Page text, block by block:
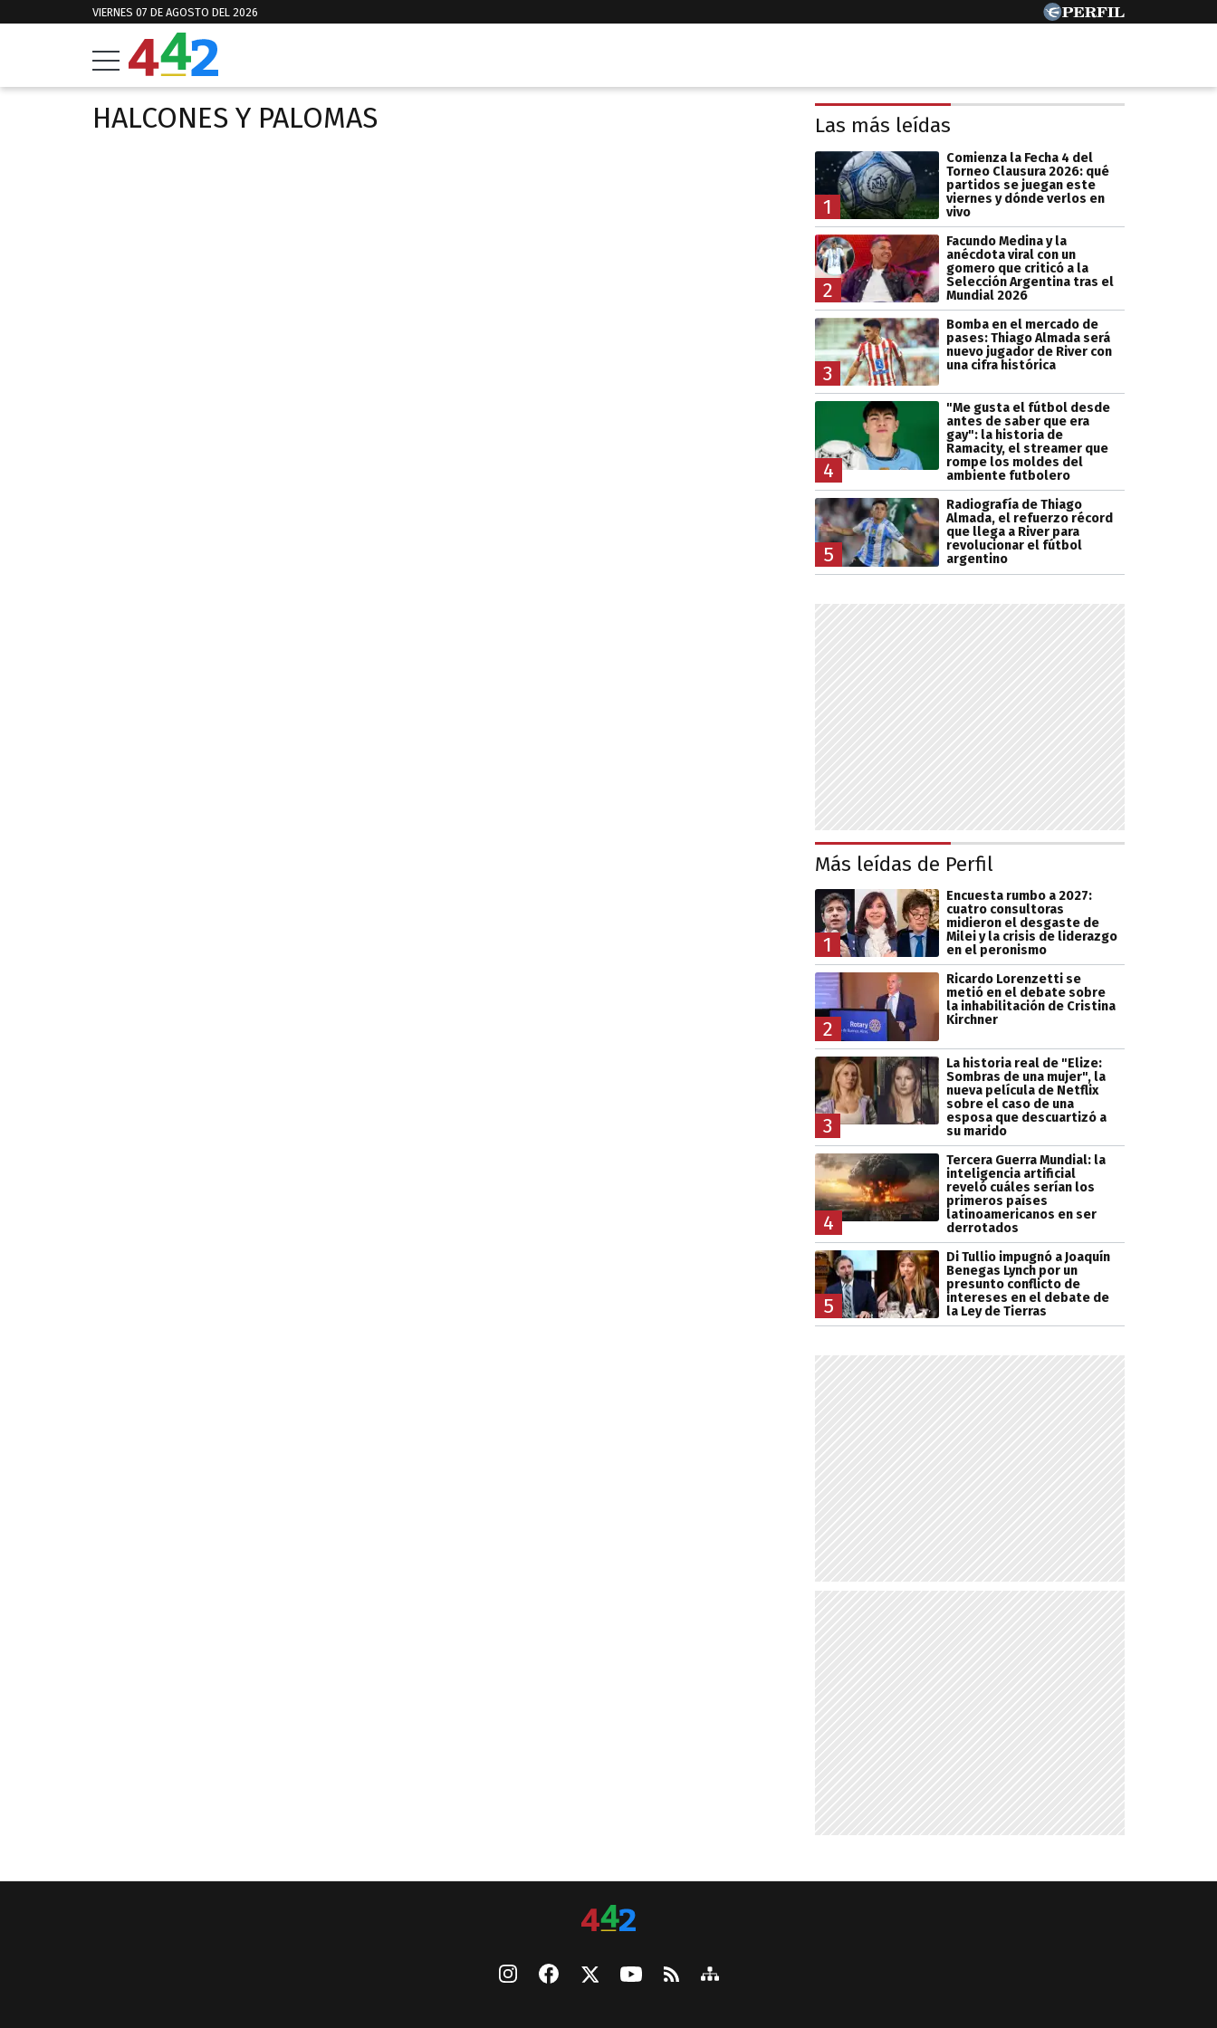
VIERNES 07 DE AGOSTO DEL 2026
HALCONES Y PALOMAS Las más leídas
1
Comienza la Fecha 4 del
Torneo Clausura 2026: qué
partidos se juegan este
viernes y dónde verlos en
vivo
2
Facundo Medina y la
anécdota viral con un
gomero que criticó a la
Selección Argentina tras el
Mundial 2026
3
Bomba en el mercado de
pases: Thiago Almada será
nuevo jugador de River con
una cifra histórica
4
"Me gusta el fútbol desde
antes de saber que era
gay": la historia de
Ramacity, el streamer que
rompe los moldes del
ambiente futbolero
5
Radiografía de Thiago
Almada, el refuerzo récord
que llega a River para
revolucionar el fútbol
argentino
Más leídas de Perfil
1
Encuesta rumbo a 2027:
cuatro consultoras
midieron el desgaste de
Milei y la crisis de liderazgo
en el peronismo
2
Ricardo Lorenzetti se
metió en el debate sobre
la inhabilitación de Cristina
Kirchner
3
La historia real de "Elize:
Sombras de una mujer", la
nueva película de Netflix
sobre el caso de una
esposa que descuartizó a
su marido
4
Tercera Guerra Mundial: la
inteligencia artificial
reveló cuáles serían los
primeros países
latinoamericanos en ser
derrotados
5
Di Tullio impugnó a Joaquín
Benegas Lynch por un
presunto conflicto de
intereses en el debate de
la Ley de Tierras